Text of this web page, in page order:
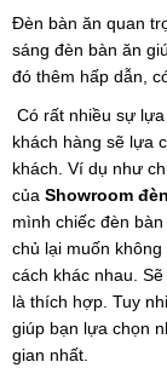
Đèn bàn ăn quan
sáng đèn bàn ăn
đó thêm hấp dẫn,
Có rất nhiều sự
khách hàng sẽ lựa
khách. Ví dụ như
của Showroom
mình chiếc đèn
chủ lại muốn
cách khác nhau.
là thích hợp. Tuy
giúp bạn lựa chọn
gian nhất.